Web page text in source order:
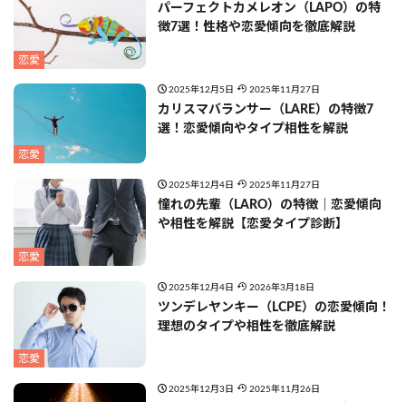
恋愛
パーフェクトカメレオン（LAPO）の特
徴7選！性格や恋愛傾向を徹底解説
恋愛
2025年12月5日 2025年11月27日
カリスマバランサー（LARE）の特徴7
選！恋愛傾向やタイプ相性を解説
恋愛
2025年12月4日 2025年11月27日
憧れの先輩（LARO）の特徴｜恋愛傾向
や相性を解説【恋愛タイプ診断】
恋愛
2025年12月4日 2026年3月18日
ツンデレヤンキー（LCPE）の恋愛傾向！
理想のタイプや相性を徹底解説
2025年12月3日 2025年11月26日